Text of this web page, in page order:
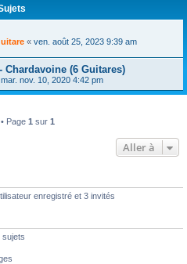
« ven. août 25, 2023 9:39 am
(6 Guitares)
mar. nov. 10, 2020 4:42 pm
Page 1 sur 1
Aller à
enregistré et 3 invités
sujets